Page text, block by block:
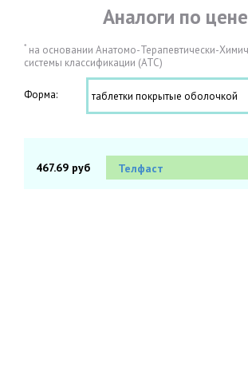
Аналоги по цене
* на основании Анатомо-Терапевтически-
системы классификации (АТС)
Форма:
467.69 руб Телфаст